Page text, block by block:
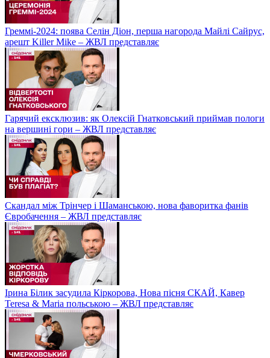
Греммі-2024: поява Селін Діон, перша нагорода Майлі Сайрус,
арешт Killer Mike – ЖВЛ представляє
Гарячий ексклюзив: як Олексій Гнатковський приймав пологи
на вершині гори – ЖВЛ представляє
Скандал між Трінчер і Шаманською, нова фаворитка фанів
Євробачення – ЖВЛ представляє
Ірина Білик засудила Кіркорова, Нова пісня СКАЙ, Кавер
Teresa & Maria польською – ЖВЛ представляє